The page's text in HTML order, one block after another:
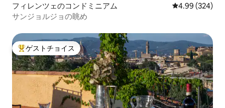
フィレンツェのコンドミニアム レビュー324
4.99 (324)
サンジョルジョの眺め
大好評のゲストチョイスです。
ゲストチョイス